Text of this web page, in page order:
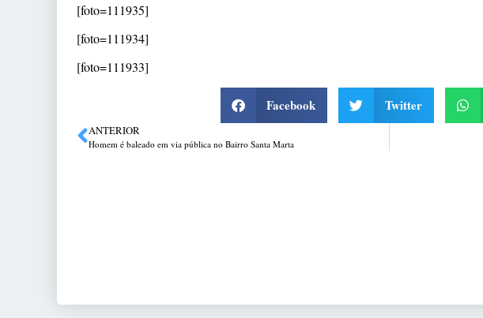
[foto=111935]
[foto=111934]
[foto=111933]
Facebook Twitter
ANTERIOR
Homem é baleado em via pública no Bairro Santa Marta